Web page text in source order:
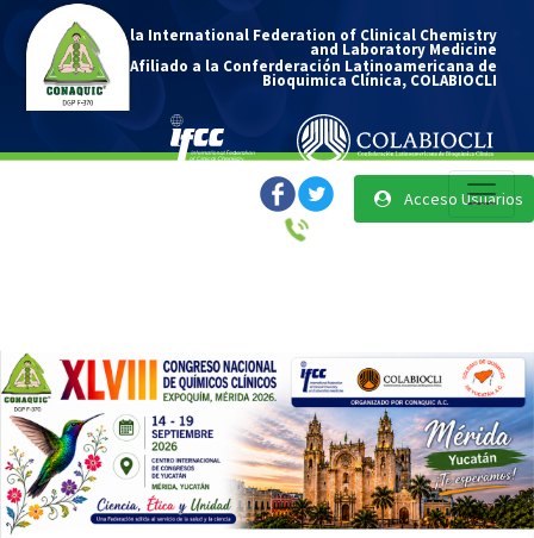
Afiliado a la International Federation of Clinical Chemistry
and Laboratory Medicine
y Afiliado a la Conferderación Latinoamericana de
Bioquimica Clínica, COLABIOCLI
Acceso Usuarios